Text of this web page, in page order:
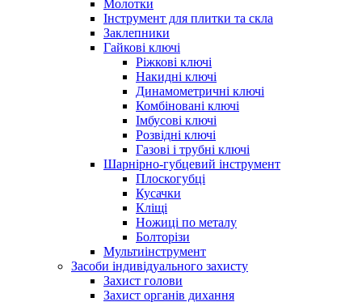
Молотки
Інструмент для плитки та скла
Заклепники
Гайкові ключі
Ріжкові ключі
Накидні ключі
Динамометричні ключі
Комбіновані ключі
Імбусові ключі
Розвідні ключі
Газові і трубні ключі
Шарнірно-губцевий інструмент
Плоскогубцi
Кусачки
Кліщі
Ножиці по металу
Болторізи
Мультиінструмент
Засоби індивідуального захисту
Захист голови
Захист органів дихання